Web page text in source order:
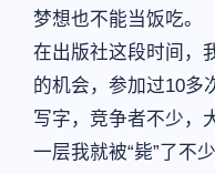
梦想也不能当饭吃。
在出版社这段时间，
的机会，参加过10多
写字，竞争者不少，
一层我就被“毙”了不